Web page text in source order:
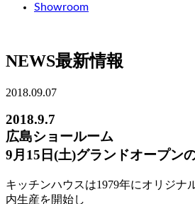
Showroom
NEWS最新情報
2018.09.07
2018.9.7
広島ショールーム
9月15日(土)グランドオープン
キッチンハウスは1979年にオリジナ
内生産を開始し